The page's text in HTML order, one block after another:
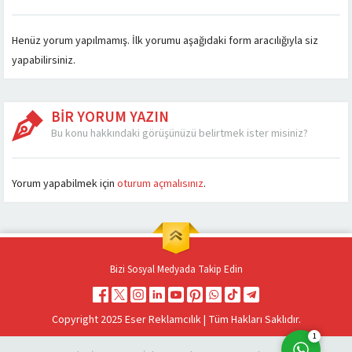
Henüz yorum yapılmamış. İlk yorumu aşağıdaki form aracılığıyla siz
yapabilirsiniz.
BİR YORUM YAZIN
Bu konu hakkındaki görüşünüzü belirtmek ister misiniz?
Yorum yapabilmek için oturum açmalısınız.
Bizi Sosyal Medyada Takip Edin
Copyright 2025 Eser Reklamcılık | Tüm Hakları Saklıdır.
Cevap Yaz
1